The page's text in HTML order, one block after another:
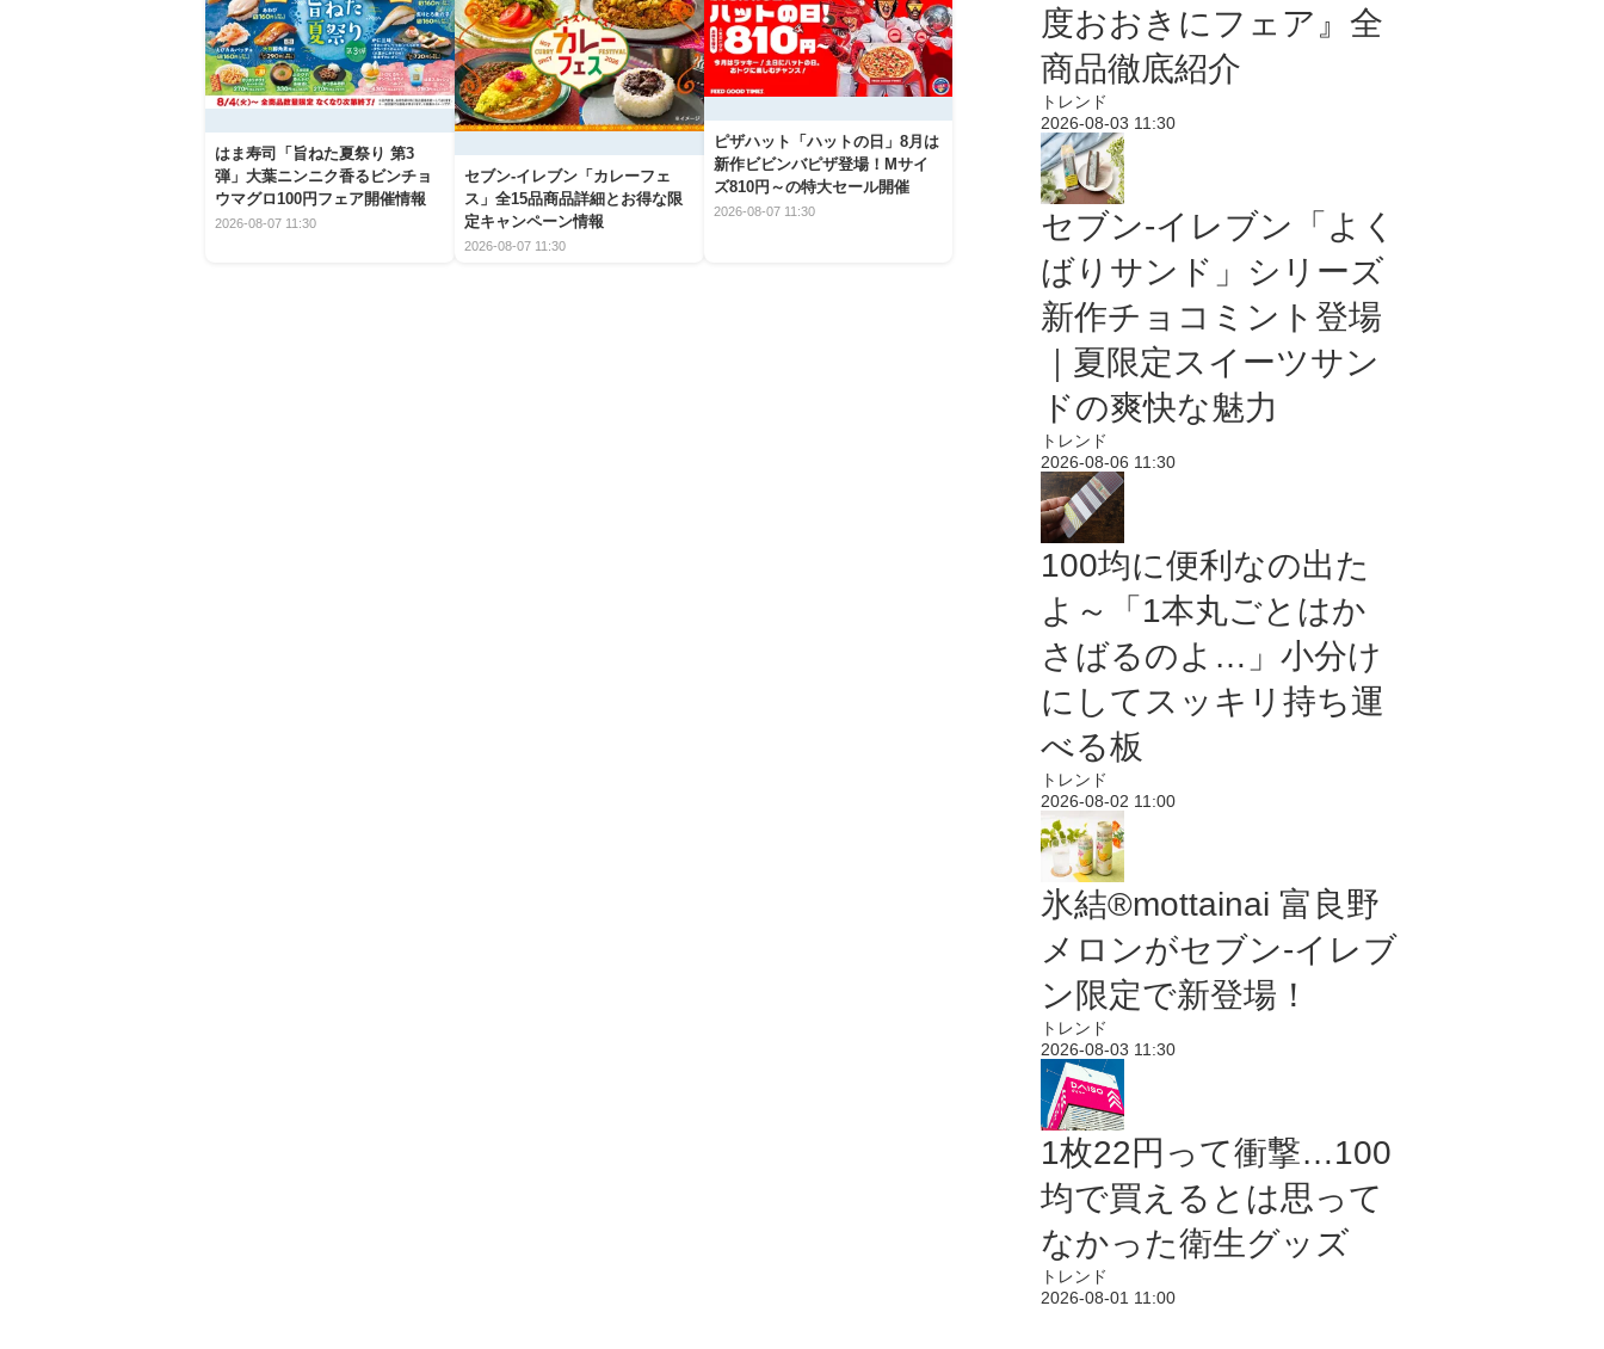
はま寿司「旨ねた夏祭り 第3
弾」大葉ニンニク香るビンチョ
ウマグロ100円フェア開催情報
2026-08-07 11:30
セブン‐イレブン「カレーフェ
ス」全15品商品詳細とお得な限
定キャンペーン情報
2026-08-07 11:30
ピザハット「ハットの日」8月は
新作ビビンバピザ登場！Mサイ
ズ810円～の特大セール開催
2026-08-07 11:30
度おおきにフェア』全
商品徹底紹介
トレンド
2026-08-03 11:30
セブン‐イレブン「よく
ばりサンド」シリーズ
新作チョコミント登場
｜夏限定スイーツサン
ドの爽快な魅力
トレンド
2026-08-06 11:30
100均に便利なの出た
よ～「1本丸ごとはか
さばるのよ…」小分け
にしてスッキリ持ち運
べる板
トレンド
2026-08-02 11:00
氷結®mottainai 富良野
メロンがセブン‐イレブ
ン限定で新登場！
トレンド
2026-08-03 11:30
1枚22円って衝撃…100
均で買えるとは思って
なかった衛生グッズ
トレンド
2026-08-01 11:00